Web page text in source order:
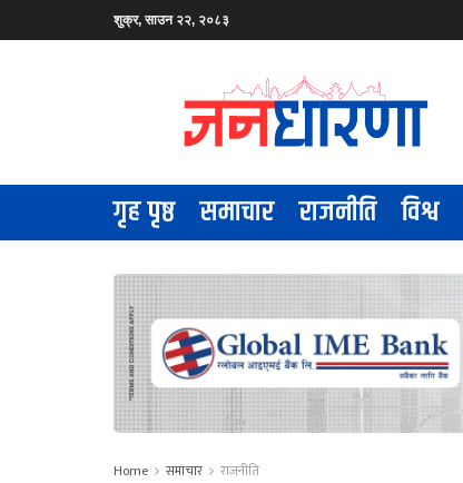
शुक्र, साउन २२, २०८३
गृह पृष्ठ समाचार राजनीति विश्व
Home समाचार राजनीति